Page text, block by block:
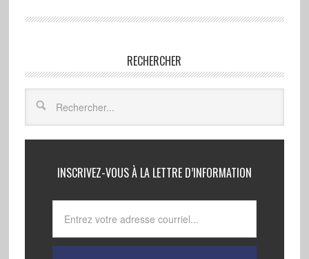
RECHERCHER
INSCRIVEZ-VOUS À LA LETTRE D’INFORMATION